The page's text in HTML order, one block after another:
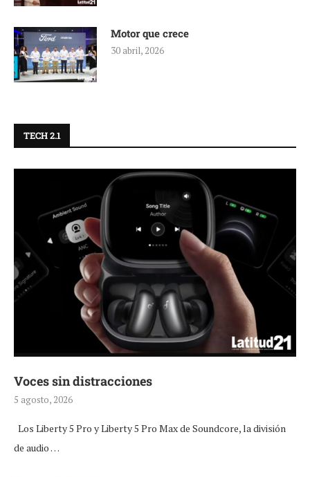
Motor que crece
30 abril, 2026
TECH 2.1
Voces sin distracciones
5 agosto, 2026
Los Liberty 5 Pro y Liberty 5 Pro Max de Soundcore, la división
de audio …